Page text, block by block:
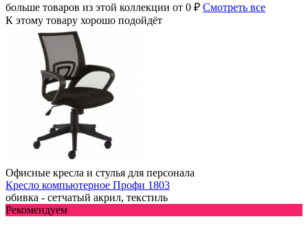
больше товаров из этой коллекции от 0 ₽ Смотреть все
К этому товару хорошо подойдёт
Офисные кресла и стулья для персонала
Кресло компьютерное Профи 1803
обивка - сетчатый акрил, текстиль
Рекомендуем